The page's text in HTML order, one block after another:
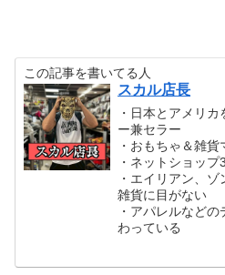
この記事を書いてる人
スカル店長
・日本とアメリ
ー兼セラー
・おもちゃ＆雑貨
・ネットショップ
・エイリアン、
雑貨に目がない
・アパレルなど
わっている